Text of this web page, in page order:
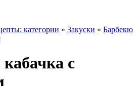
категории » Закуски » Барбекю
с